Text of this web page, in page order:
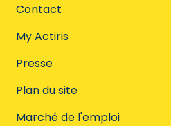
Contact
My Actiris
Presse
Plan du site
Marché de l'emploi